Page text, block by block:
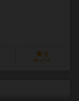
6
持ってる